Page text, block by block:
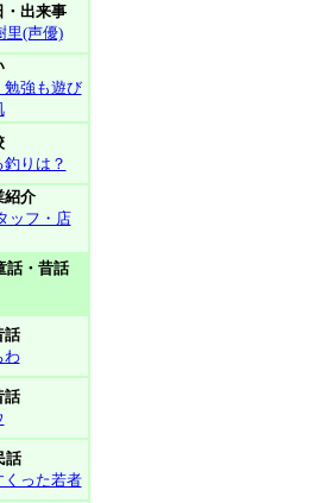
・出来事
(声優)
勉強も遊び
りは？
紹介
ッフ・店
話・昔話
話
わ
話
話
くった若者